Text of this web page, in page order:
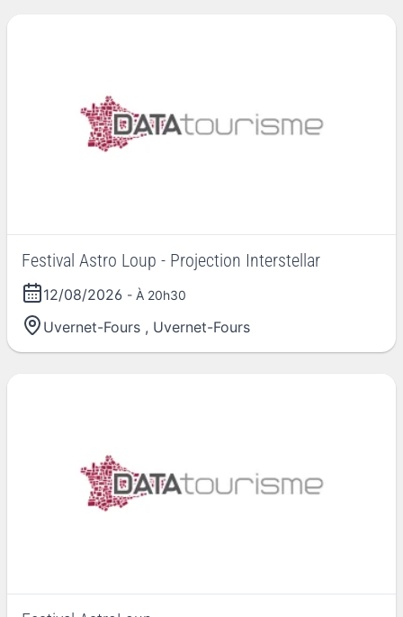
Festival Astro Loup - Projection Interstellar
12/08/2026 - À 20h30
Uvernet-Fours , Uvernet-Fours